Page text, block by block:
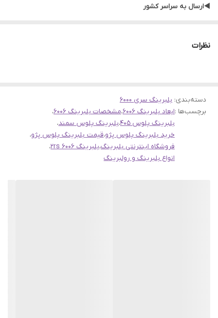
◀️ارسال به سراسر کشور
نظرات
دسته‌بندی: بلبرینگ سری 6000
برچسب‌ها :ابعاد بلبرینگ 6006 ،مشخصات بلبرینگ 6006
،
بلبرینگ پلوس 405
،بلبرینگ پلوس سمند،
خرید بلبرینگ پلوس پژو،قیمت بلبرینگ پلوس پژو،
فروشگاه اینترنتی بلبرینگ،بلبرینگ 6006 2rs
،
انواع بلبرینگ و رولبرینگ